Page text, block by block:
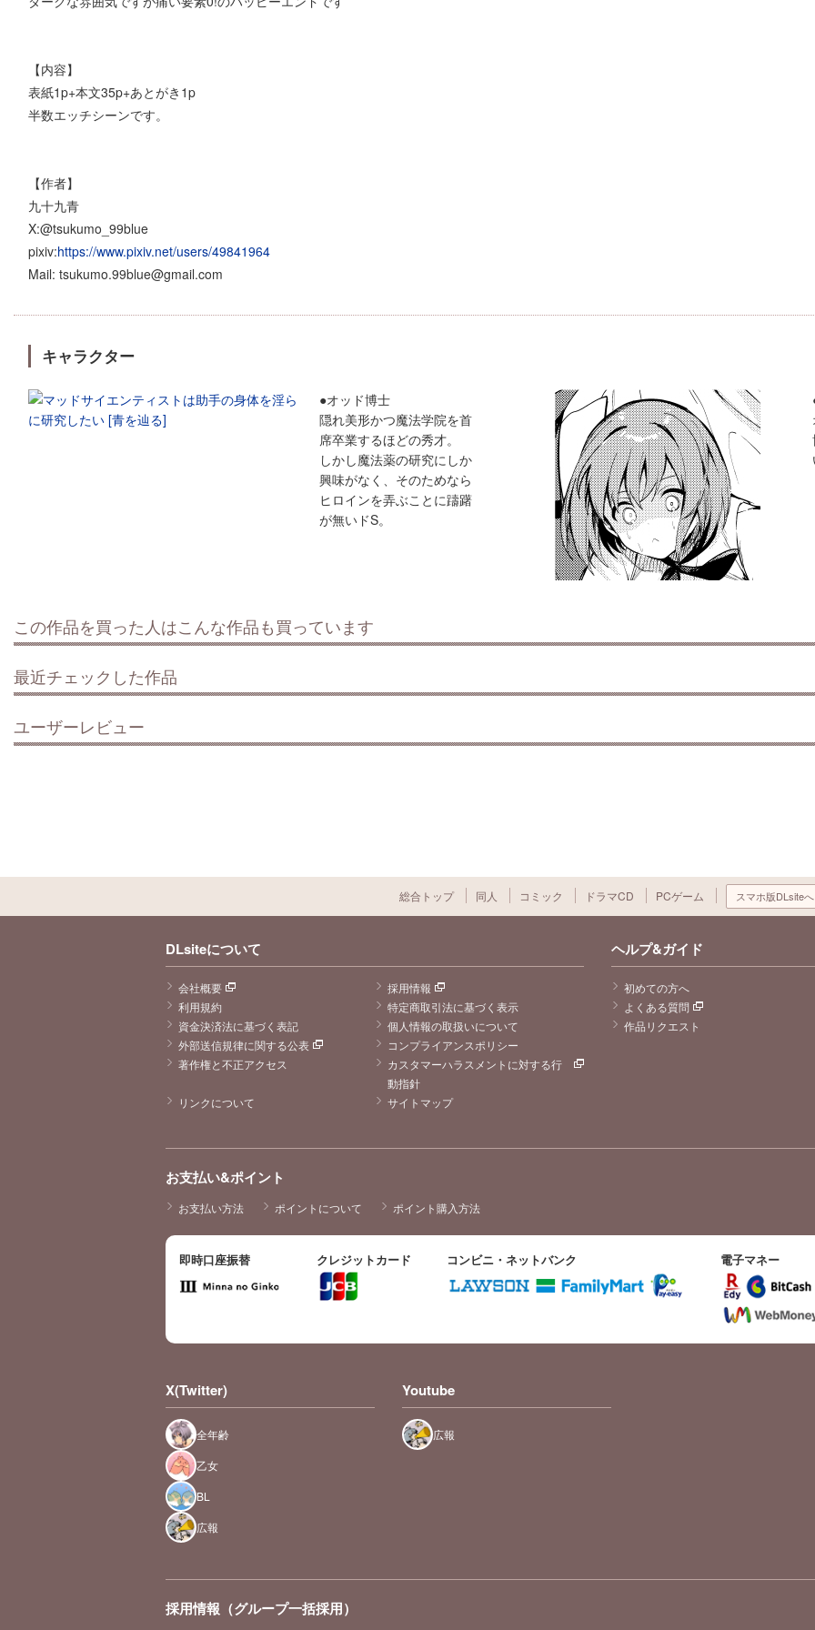
【内容】
表紙1p+本文35p+あとがき1p
半数エッチシーンです。
【作者】
九十九青
X:@tsukumo_99blue
pixiv:https://www.pixiv.net/users/49841964
Mail: tsukumo.99blue@gmail.com
キャラクター
●オッド博士
隠れ美形かつ魔法学院を首
席卒業するほどの秀才。
しかし魔法薬の研究にしか
興味がなく、そのためなら
ヒロインを弄ぶことに躊躇
が無いドS。
この作品を買った人はこんな作品も買っています
最近チェックした作品
ユーザーレビュー
総合トップ 同人 コミック ドラマCD PCゲーム スマホ版DLsiteへ
DLsiteについて
会社概要
採用情報
利用規約
特定商取引法に基づく表示
資金決済法に基づく表記
個人情報の取扱いについて
外部送信規律に関する公表
コンプライアンスポリシー
著作権と不正アクセス
カスタマーハラスメントに対する行
動指針
リンクについて
サイトマップ
ヘルプ&ガイド
初めての方へ
よくある質問
作品リクエスト
お支払い&ポイント
お支払い方法 ポイントについて ポイント購入方法
即時口座振替 クレジットカード コンビニ・ネットバンク 電子マネー
X(Twitter)
全年齢
乙女
BL
広報
Youtube
広報
採用情報（グループ一括採用）